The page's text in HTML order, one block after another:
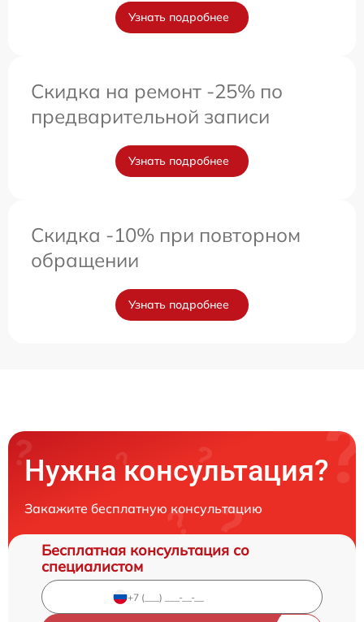
Узнать подробнее
Скидка на ремонт -25% по
предварительной записи
Узнать подробнее
Скидка -10% при повторном
обращении
Узнать подробнее
Нужна консультация?
Закажите бесплатную консультацию
Бесплатная консультация со
специалистом